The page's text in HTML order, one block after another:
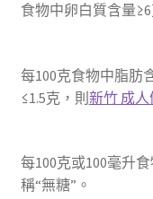
食物中卵白質含量
每100克食物中脂肪
≤1.5克，則新竹 成
每100克或100毫升
稱“無糖”。